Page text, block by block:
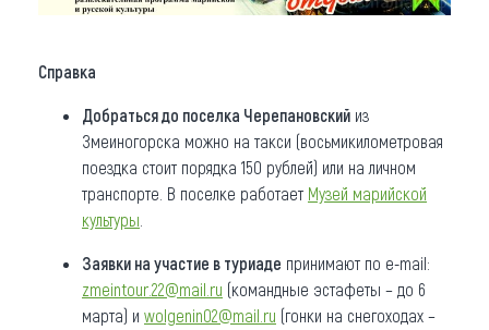
Справка
Добраться до поселка Черепановский из
Змеиногорска можно на такси (восьмикилометровая
поездка стоит порядка 150 рублей) или на личном
транспорте. В поселке работает Музей марийской
культуры
Заявки на участие в туриаде принимают по e-mail:
zmeintour.22@mail.ru (командные эстафеты – до 6
марта) и wolgenin02@mail.ru (гонки на снегоходах –